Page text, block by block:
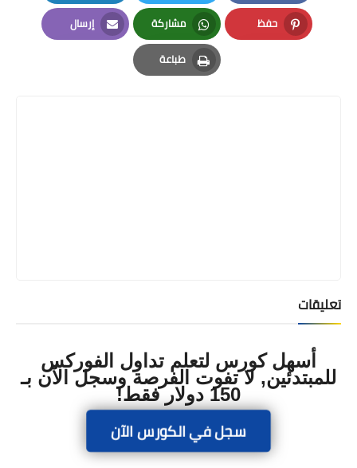
Facebook
Twitter
LinkedIn
حفظ
Pinterest
مشاركة
Whatsapp
إرسال
Email
طباعة
Print
تعليقات
أسهل كورس لتعلم تداول الفوركس
للمبتدئين, لا تفوت الفرصة وسجل الآن بـ
150 دولار فقط!
سجل في الكورس الآن